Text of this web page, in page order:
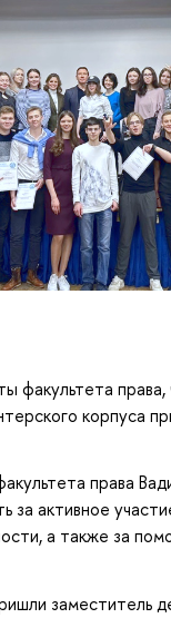
факультета права,
корпуса
права
за активное
а также за
заместитель